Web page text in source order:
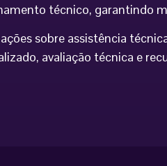
técnico, garantindo
sobre assistência
avaliação técnica e